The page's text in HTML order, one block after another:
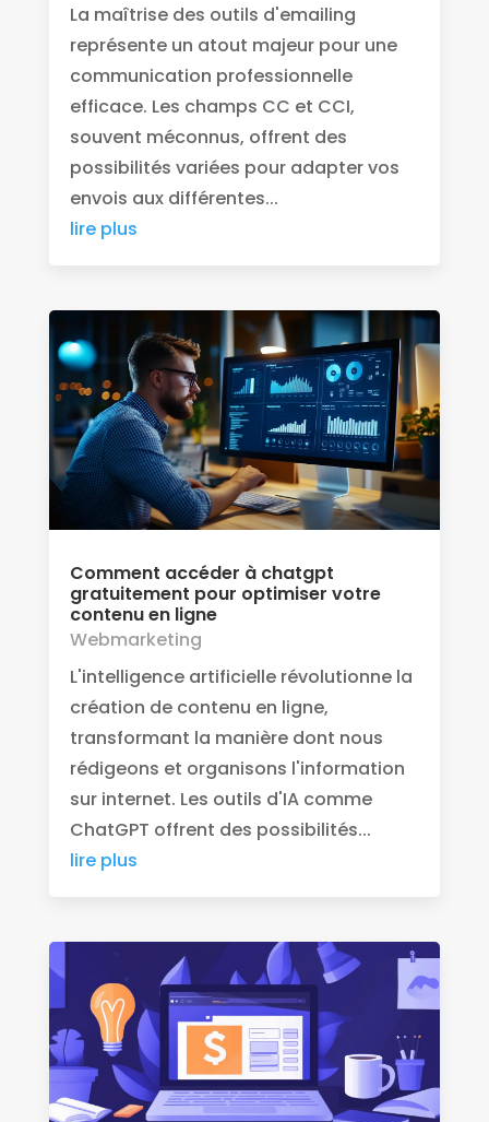
La maîtrise des outils d'emailing
représente un atout majeur pour une
communication professionnelle
efficace. Les champs CC et CCI,
souvent méconnus, offrent des
possibilités variées pour adapter vos
envois aux différentes...
lire plus
Comment accéder à chatgpt
gratuitement pour optimiser votre
contenu en ligne
Webmarketing
L'intelligence artificielle révolutionne la
création de contenu en ligne,
transformant la manière dont nous
rédigeons et organisons l'information
sur internet. Les outils d'IA comme
ChatGPT offrent des possibilités...
lire plus